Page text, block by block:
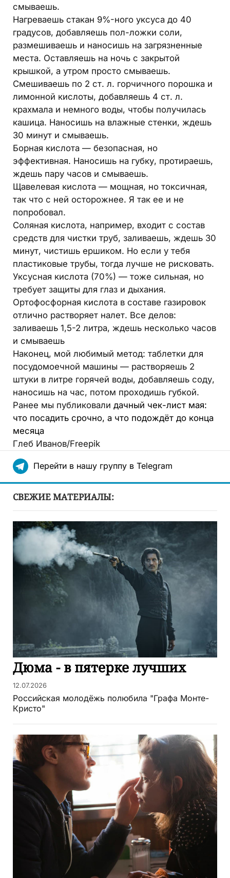
смываешь.
Нагреваешь стакан 9%-ного уксуса до 40
градусов, добавляешь пол-ложки соли,
размешиваешь и наносишь на загрязненные
места. Оставляешь на ночь с закрытой
крышкой, а утром просто смываешь.
Смешиваешь по 2 ст. л. горчичного порошка и
лимонной кислоты, добавляешь 4 ст. л.
крахмала и немного воды, чтобы получилась
кашица. Наносишь на влажные стенки, ждешь
30 минут и смываешь.
Борная кислота — безопасная, но
эффективная. Наносишь на губку, протираешь,
ждешь пару часов и смываешь.
Щавелевая кислота — мощная, но токсичная,
так что с ней осторожнее. Я так ее и не
попробовал.
Соляная кислота, например, входит с состав
средств для чистки труб, заливаешь, ждешь 30
минут, чистишь ершиком. Но если у тебя
пластиковые трубы, тогда лучше не рисковать.
Уксусная кислота (70%) — тоже сильная, но
требует защиты для глаз и дыхания.
Ортофосфорная кислота в составе газировок
отлично растворяет налет. Все делов:
заливаешь 1,5-2 литра, ждешь несколько часов
и смываешь
Наконец, мой любимый метод: таблетки для
посудомоечной машины — растворяешь 2
штуки в литре горячей воды, добавляешь соду,
наносишь на час, потом проходишь губкой.
Ранее мы публиковали дачный чек-лист мая:
что посадить срочно, а что подождёт до конца
месяца
Глеб Иванов/Freepik
Перейти в нашу группу в Telegram
СВЕЖИЕ МАТЕРИАЛЫ:
Дюма - в пятерке лучших
12.07.2026
Российская молодёжь полюбила "Графа Монте-
Кристо"